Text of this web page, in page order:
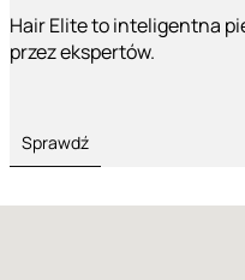
Hair Elite to inteligentna
przez ekspertów.
Sprawdź